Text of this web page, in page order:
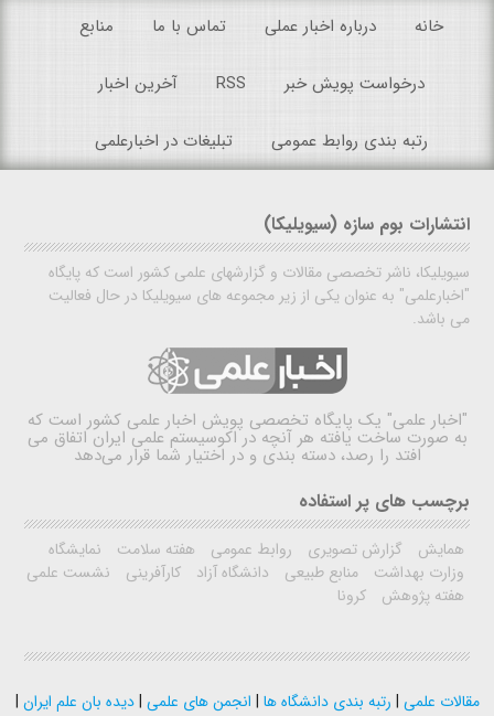
خانه درباره اخبار عملی تماس با ما منابع
درخواست پویش خبر RSS آخرین اخبار
رتبه بندی روابط عمومی تبلیغات در اخبارعلمی
انتشارات بوم سازه (سیویلیکا)
سیویلیکا، ناشر تخصصی مقالات و گزارشهای علمی کشور است که پایگاه
"اخبارعلمی" به عنوان یکی از زیر مجموعه های سیویلیکا در حال فعالیت
می باشد.
"اخبار علمی" یک پایگاه تخصصی پویش اخبار علمی کشور است که
به صورت ساخت یافته هر آنچه در اکوسیستم علمی ایران اتفاق می
افتد را رصد، دسته بندی و در اختیار شما قرار می‌دهد
برچسب های پر استفاده
همایش گزارش تصویری روابط عمومی هفته سلامت
نمایشگاه
وزارت بهداشت
منابع طبیعی دانشگاه آزاد کارآفرینی
نشست علمی
هفته پژوهش
کرونا
مقالات علمی | رتبه بندی دانشگاه ها | انجمن های علمی |دیده بان علم ایران |